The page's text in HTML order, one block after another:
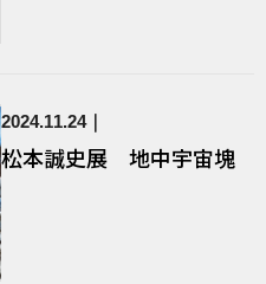
2024.11.24
松本誠史展 地中宇宙塊